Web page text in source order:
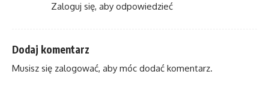
Zaloguj się, aby odpowiedzieć
Dodaj komentarz
Musisz się zalogować, aby móc dodać komentarz.